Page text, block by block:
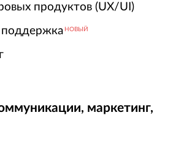
продуктов (UX/UI)
поддержка НОВЫЙ
маркетинг,